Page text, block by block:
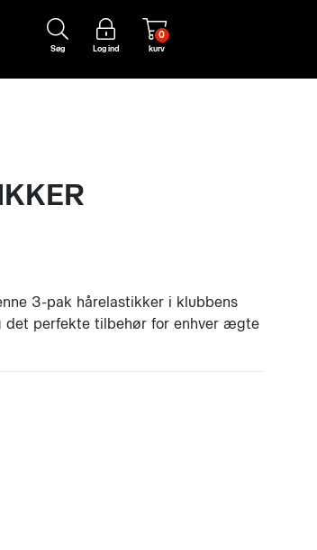
Søg Log ind kurv
0
3-pak hårelastikker i klubbens
det perfekte tilbehør for enhver ægte